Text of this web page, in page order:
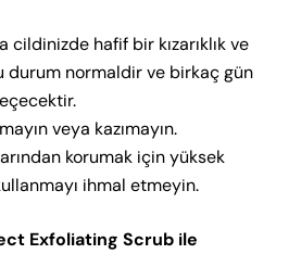
cildinizde hafif bir kızarıklık ve
durum normaldir ve birkaç gün
veya kazımayın.
korumak için yüksek
ihmal etmeyin.
Exfoliating Scrub ile